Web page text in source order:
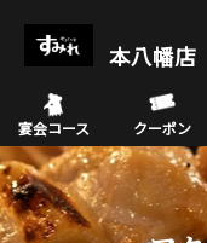
本八幡店
宴会コース クーポン